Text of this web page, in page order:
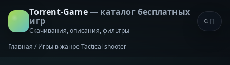
Torrent-Game— каталог бесплатных
игр
Скачивания, описания, фильтры
Главная / Игры в жанре Tactical shooter